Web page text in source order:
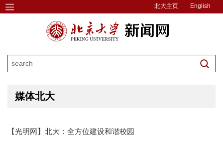
北大主页 English
媒体北大
【光明网】北大：全方位建设和谐校园